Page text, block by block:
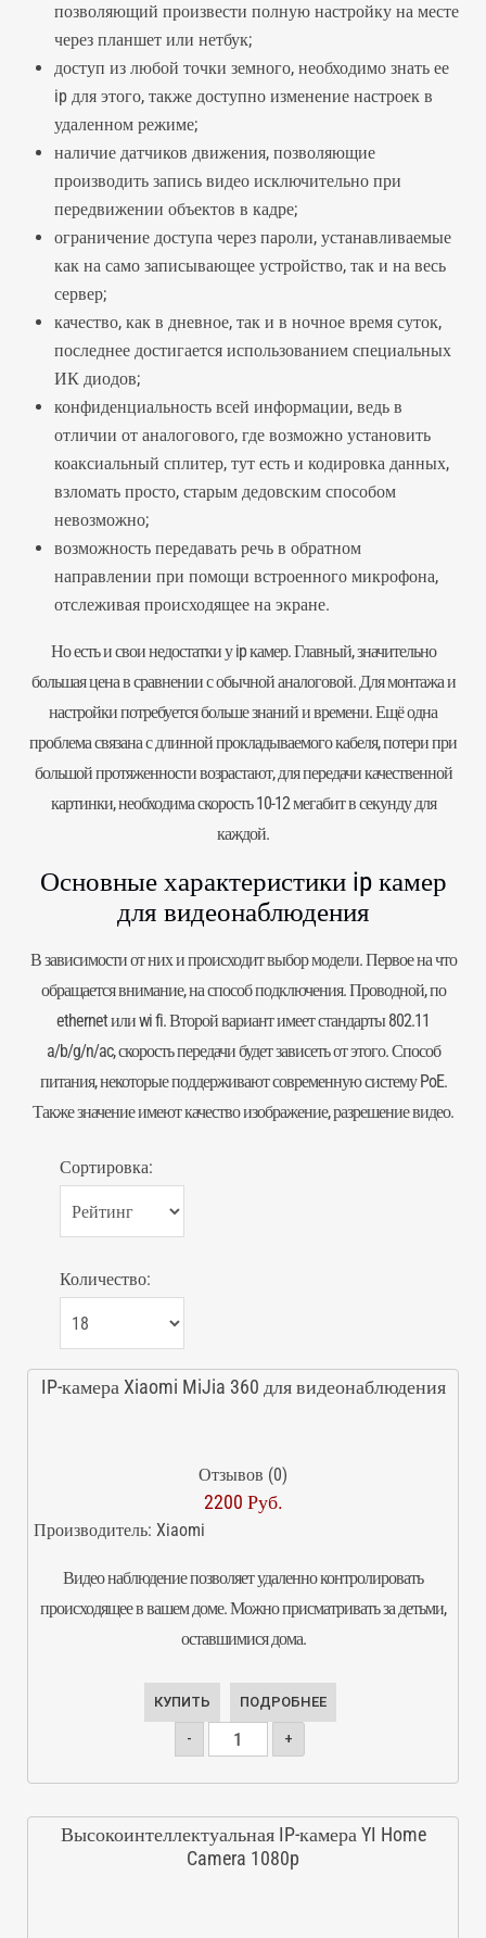
позволяющий произвести полную настройку на месте
через планшет или нетбук;
доступ из любой точки земного, необходимо знать ее
ip для этого, также доступно изменение настроек в
удаленном режиме;
наличие датчиков движения, позволяющие
производить запись видео исключительно при
передвижении объектов в кадре;
ограничение доступа через пароли, устанавливаемые
как на само записывающее устройство, так и на весь
сервер;
качество, как в дневное, так и в ночное время суток,
последнее достигается использованием специальных
ИК диодов;
конфиденциальность всей информации, ведь в
отличии от аналогового, где возможно установить
коаксиальный сплитер, тут есть и кодировка данных,
взломать просто, старым дедовским способом
невозможно;
возможность передавать речь в обратном
направлении при помощи встроенного микрофона,
отслеживая происходящее на экране.
Но есть и свои недостатки у ip камер. Главный, значительно
большая цена в сравнении с обычной аналоговой. Для монтажа и
настройки потребуется больше знаний и времени. Ещё одна
проблема связана с длинной прокладываемого кабеля, потери при
большой протяженности возрастают, для передачи качественной
картинки, необходима скорость 10-12 мегабит в секунду для
каждой.
Основные характеристики ip камер
для видеонаблюдения
В зависимости от них и происходит выбор модели. Первое на что
обращается внимание, на способ подключения. Проводной, по
ethernet или wi fi. Второй вариант имеет стандарты 802.11
a/b/g/n/ac, скорость передачи будет зависеть от этого. Способ
питания, некоторые поддерживают современную системуPoE.
Также значение имеют качество изображение, разрешение видео.
Сортировка:
Количество:
IP-камера Xiaomi MiJia 360 для видеонаблюдения
Отзывов (0)
2200 Руб.
Производитель: Xiaomi
Видео наблюдение позволяет удаленно контролировать
происходящее в вашем доме. Можно присматривать за детьми,
оставшимися дома.
КУПИТЬ ПОДРОБНЕЕ
- +
Высокоинтеллектуальная IP-камера YI Home
Camera 1080p